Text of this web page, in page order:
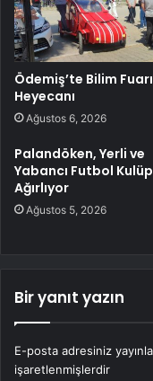
Ödemiş’te Bilim Fuarı
Heyecanı
Ağustos 6, 2026
Palandöken, Yerli ve
Yabancı Futbol
Ağırlıyor
Ağustos 5, 2026
Bir yanıt yazın
E-posta adresiniz
işaretlenmişlerdir